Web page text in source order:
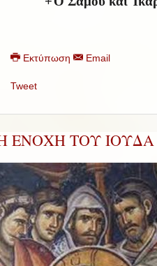
Εκτύπωση Email
Tweet
ΕΝΟΧΗ ΤΟΥ ΙΟΥΔΑ